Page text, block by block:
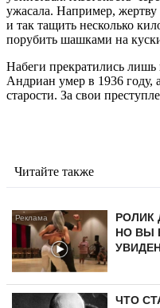
ужасала. Например, жертву
и так тащить несколько
порубить шашками на
Набеги прекратились лишь
Андриан умер в 1936 году,
старости. За свои
Читайте также
РОЛИК
НО ВЫ
ЧТО